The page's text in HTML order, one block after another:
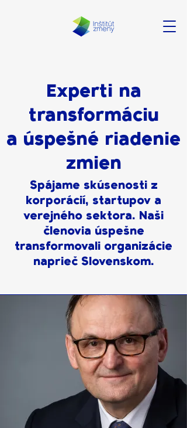
Experti na
transformáciu
a úspešné riadenie
zmien
Spájame skúsenosti z
korporácií, startupov a
verejného sektora. Naši
členovia úspešne
transformovali organizácie
naprieč Slovenskom.